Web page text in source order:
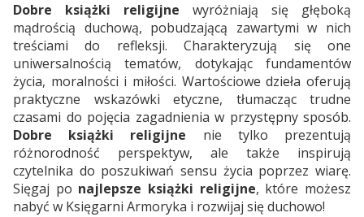
Dobre książki religijne wyróżniają się głęboką
mądrością duchową, pobudzającą zawartymi w nich
treściami do refleksji. Charakteryzują się one
uniwersalnością tematów, dotykając fundamentów
życia, moralności i miłości. Wartościowe dzieła oferują
praktyczne wskazówki etyczne, tłumacząc trudne
czasami do pojęcia zagadnienia w przystępny sposób.
Dobre książki religijne nie tylko prezentują
różnorodność perspektyw, ale także inspirują
czytelnika do poszukiwań sensu życia poprzez wiarę.
Sięgaj po najlepsze książki religijne, które możesz
nabyć w Księgarni Armoryka i rozwijaj się duchowo!